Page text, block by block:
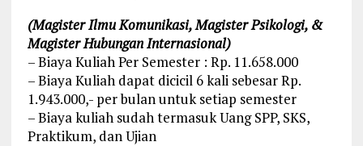
(Magister Ilmu Komunikasi, Magister Psikologi, &
Magister Hubungan Internasional)
– Biaya Kuliah Per Semester : Rp. 11.658.000
– Biaya Kuliah dapat dicicil 6 kali sebesar Rp.
1.943.000,- per bulan untuk setiap semester
– Biaya kuliah sudah termasuk Uang SPP, SKS,
Praktikum, dan Ujian